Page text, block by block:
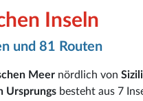
Inseln
und 81 Routen
Meer nördlich von
Ursprungs besteht aus 7